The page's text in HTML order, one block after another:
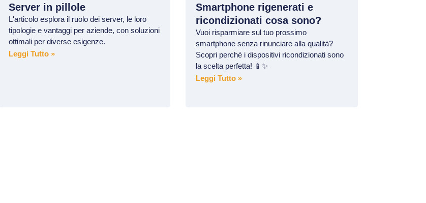
Server in pillole
L'articolo esplora il ruolo dei server, le loro
tipologie e vantaggi per aziende, con soluzioni
ottimali per diverse esigenze.
Leggi Tutto »
Smartphone rigenerati e
ricondizionati cosa sono?
Vuoi risparmiare sul tuo prossimo
smartphone senza rinunciare alla qualità?
Scopri perché i dispositivi ricondizionati sono
la scelta perfetta! 📱✨
Leggi Tutto »